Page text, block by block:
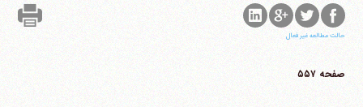
حالت مطالعه غیر فعال
صفحه ۵۵۷